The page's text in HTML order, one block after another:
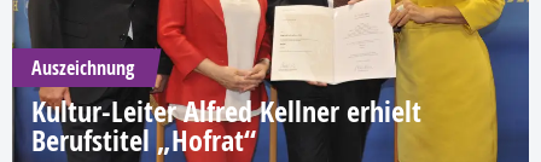
Auszeichnung
Kultur-Leiter Alfred Kellner erhielt
Berufstitel „Hofrat“